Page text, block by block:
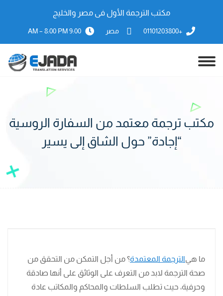
مكتب الترجمة الأول فى مصر والخليج
+01101203800 مصر 9:00 AM – 8:00 PM
مكتب ترجمة معتمد من السفارة الروسية
“إجادة” حول الشاق إلى يسير
ما هيالترجمة المعتمدة؟ من أجل التمكن من التحقق من
صحة الترجمة لابد من التعرف على الوثائق على أنها صادقة
وحرفية، حيث تطلب السلطات والمحاكم والمكاتب عادة